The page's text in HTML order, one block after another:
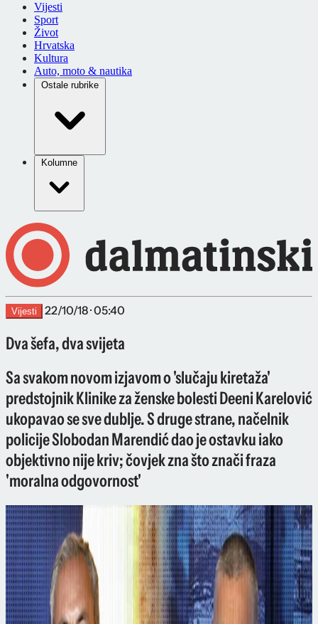
Vijesti
Sport
Život
Hrvatska
Kultura
Auto, moto & nautika
Ostale rubrike
Kolumne
Vijesti 22/10/18 · 05:40
Dva šefa, dva svijeta
Sa svakom novom izjavom o 'slučaju kiretaža'
predstojnik Klinike za ženske bolesti Deeni Karelović
ukopavao se sve dublje. S druge strane, načelnik
policije Slobodan Marendić dao je ostavku iako
objektivno nije kriv; čovjek zna što znači fraza
'moralna odgovornost'